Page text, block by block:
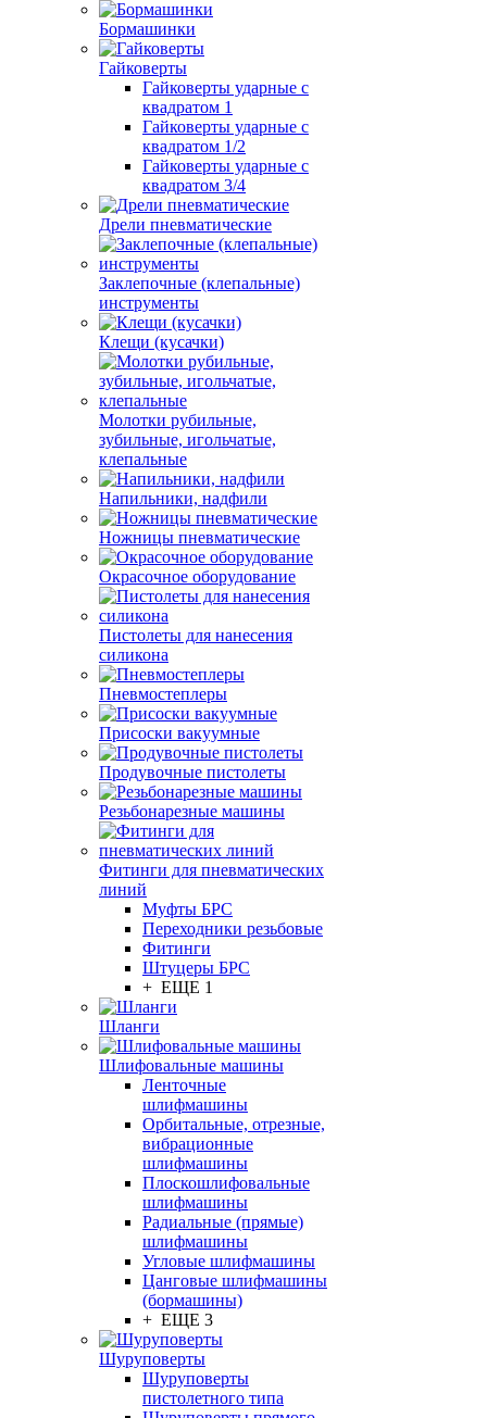
Бормашинки
Гайковерты
Гайковерты ударные с
квадратом 1
Гайковерты ударные с
квадратом 1/2
Гайковерты ударные с
квадратом 3/4
Дрели пневматические
Заклепочные (клепальные)
инструменты
Клещи (кусачки)
Молотки рубильные,
зубильные, игольчатые,
клепальные
Напильники, надфили
Ножницы пневматические
Окрасочное оборудование
Пистолеты для нанесения
силикона
Пневмостеплеры
Присоски вакуумные
Продувочные пистолеты
Резьбонарезные машины
Фитинги для пневматических
линий
Муфты БРС
Переходники резьбовые
Фитинги
Штуцеры БРС
+ ЕЩЕ 1
Шланги
Шлифовальные машины
Ленточные
шлифмашины
Орбитальные, отрезные,
вибрационные
шлифмашины
Плоскошлифовальные
шлифмашины
Радиальные (прямые)
шлифмашины
Угловые шлифмашины
Цанговые шлифмашины
(бормашины)
+ ЕЩЕ 3
Шуруповерты
Шуруповерты
пистолетного типа